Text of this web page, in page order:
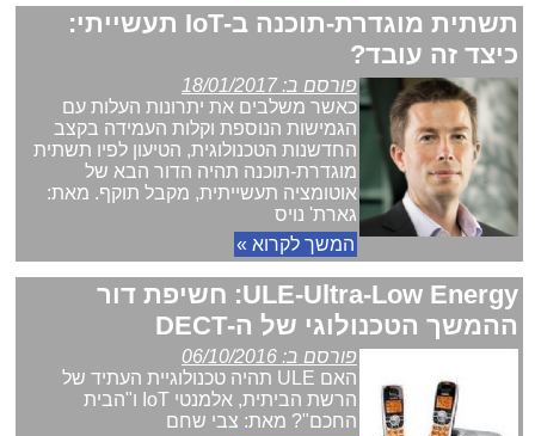
תשתית מוגדרת-תוכנה ב-IoT תעשייתי:
כיצד זה עובד?
פורסם ב: 18/01/2017
כאשר משלבים את יתרונות העלות עם
הגמישות הנוספת וקלות העמידה בקצב
החדשנות הטכנולוגית, הטיעון לפיו תשתית
מוגדרת-תוכנה תהיה הדור הבא של
אוטומציה תעשייתית, מקבל תוקף. מאת:
גארת' נויס
המשך לקרוא »
ULE-Ultra-Low Energy: חשיפת דור
ההמשך הטכנולוגי של ה-DECT
פורסם ב: 06/10/2016
האם ULE תהיה טכנולוגיית העתיד של
הרשת הביתית, אלמנטי IoT ו"הבית
החכם"? מאת: צבי שחם